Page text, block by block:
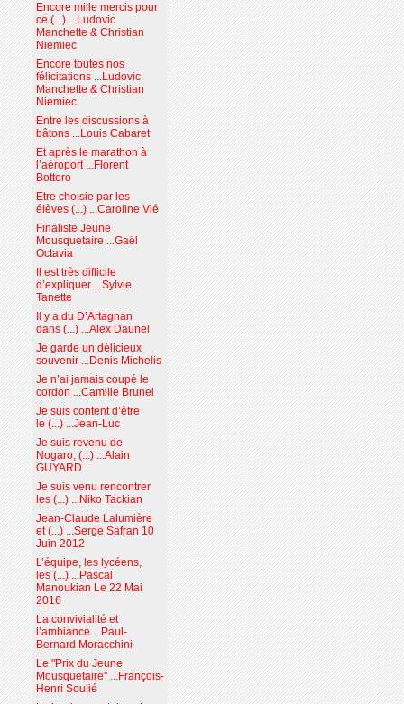
Encore mille mercis pour
ce (...) ...Ludovic
Manchette & Christian
Niemiec
Encore toutes nos
félicitations ...Ludovic
Manchette & Christian
Niemiec
Entre les discussions à
bâtons ...Louis Cabaret
Et après le marathon à
l’aéroport ...Florent
Bottero
Etre choisie par les
élèves (...) ...Caroline Vié
Finaliste Jeune
Mousquetaire ...Gaël
Octavia
Il est très difficile
d’expliquer ...Sylvie
Tanette
Il y a du D’Artagnan
dans (...) ...Alex Daunel
Je garde un délicieux
souvenir ...Denis Michelis
Je n’ai jamais coupé le
cordon ...Camille Brunel
Je suis content d’être
le (...) ...Jean-Luc
Je suis revenu de
Nogaro, (...) ...Alain
GUYARD
Je suis venu rencontrer
les (...) ...Niko Tackian
Jean-Claude Lalumière
et (...) ...Serge Safran 10
Juin 2012
L’équipe, les lycéens,
les (...) ...Pascal
Manoukian Le 22 Mai
2016
La convivialité et
l’ambiance ...Paul-
Bernard Moracchini
Le "Prix du Jeune
Mousquetaire" ...François-
Henri Soulié